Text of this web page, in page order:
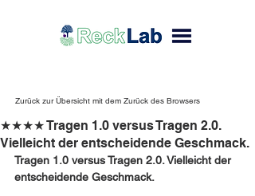
Zurück zur Übersicht mit dem Zurück des Browsers
★★★★ Tragen 1.0 versus Tragen 2.0.
Vielleicht der entscheidende Geschmack.
Tragen 1.0 versus Tragen 2.0. Vielleicht der
entscheidende Geschmack.